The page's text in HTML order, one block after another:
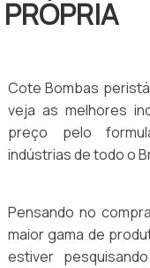
PRÓPRIA
Cote Bombas
veja as melhores
preço pelo
indústrias de todo o
Pensando no
maior gama de
estiver